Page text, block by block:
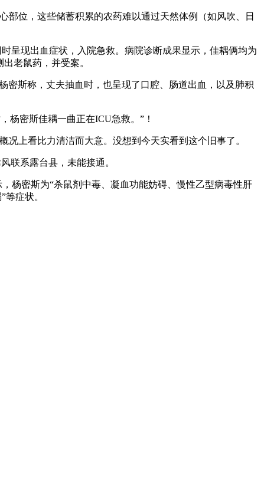
位，这些储蓄积累的农药难以通过天然体例（如风吹、日
呈现出血症状，入院急救。病院诊断成果显示，佳耦俩均为
老鼠药，并受案。
斯称，丈夫抽血时，也呈现了口腔、肠道出血，以及肺积
密斯佳耦一曲正在ICU急救。”！
上看比力清洁而大意。没想到今天实看到这个旧事了。
联系露台县，未能接通。
密斯为“杀鼠剂中毒、凝血功能妨碍、慢性乙型病毒性肝
症状。